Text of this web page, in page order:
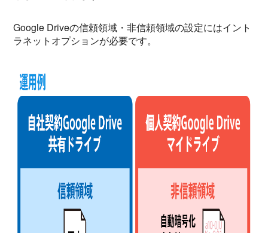
Google Driveの信頼領域・非信頼領域の設定にはイント
ラネットオプションが必要です。